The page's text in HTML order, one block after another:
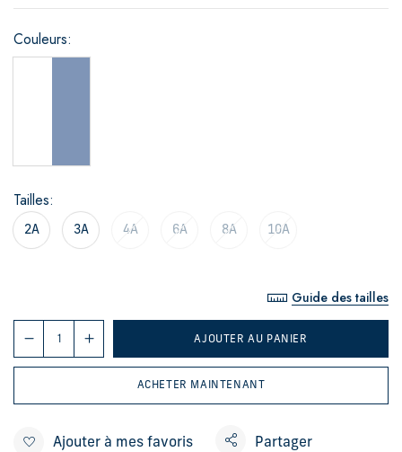
Couleurs
Tailles
2A 3A 4A 6A 8A 10A
Guide des tailles
AJOUTER AU PANIER
ACHETER MAINTENANT
Ajouter à mes favoris Partager